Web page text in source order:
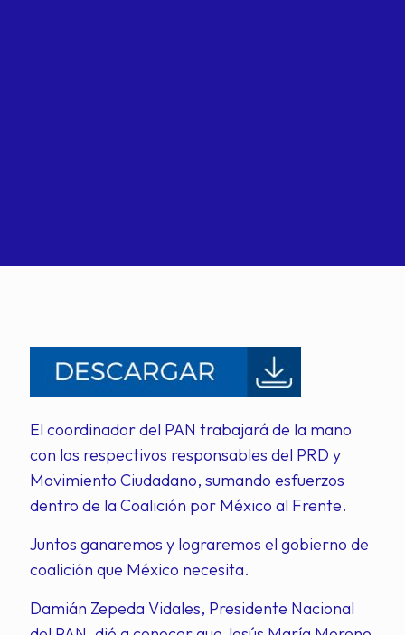
El coordinador del PAN trabajará de la mano
con los respectivos responsables del PRD y
Movimiento Ciudadano, sumando esfuerzos
dentro de la Coalición por México al Frente.
Juntos ganaremos y lograremos el gobierno de
coalición que México necesita.
Damián Zepeda Vidales, Presidente Nacional